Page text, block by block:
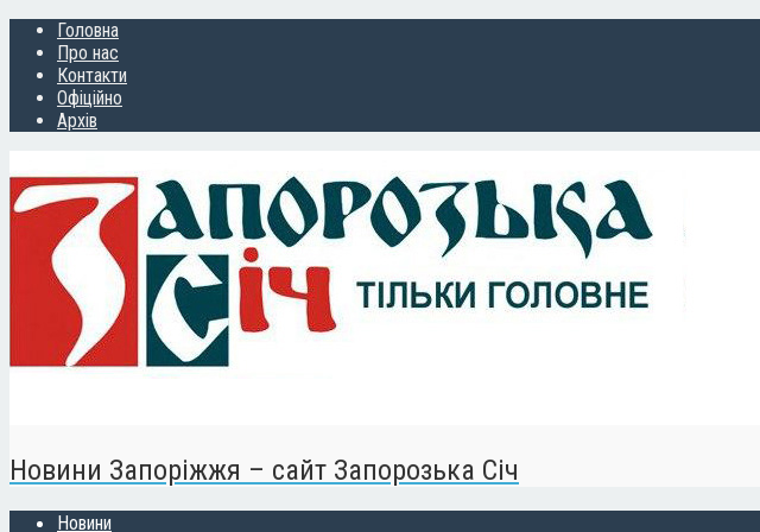
Головна
Про нас
Контакти
Офіційно
Архів
Новини Запоріжжя – сайт Запорозька Січ
Новини